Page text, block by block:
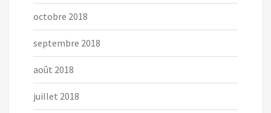
octobre 2018
septembre 2018
août 2018
juillet 2018